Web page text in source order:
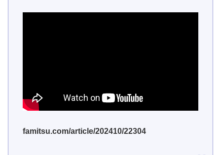
famitsu.com/article/202410/22304